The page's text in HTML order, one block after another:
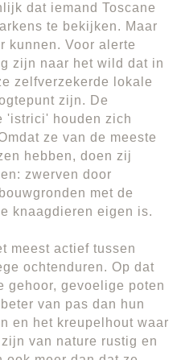
dat iemand Toscane
te bekijken. Maar
kunnen. Voor alerte
zijn naar het wild dat in
zelfverzekerde lokale
zijn. De
'istrici' houden zich
ze van de meeste
hebben, doen zij
zwerven door
met de
knaagdieren eigen is.
meest actief tussen
ochtenduren. Op dat
gehoor, gevoelige poten
van pas dan hun
en het kreupelhout waar
van nature rustig en